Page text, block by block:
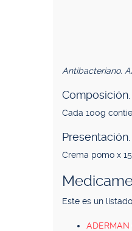
Antibacteriano.
Composición.
Cada 100g
Presentación.
Crema pomo x
Este es un
ADERMAN